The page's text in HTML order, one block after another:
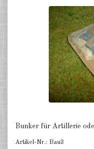
Luftschutzbunker 1:285
Brücken und
Dschungel und Wald
Flugplatz 1:285
Gebäude Industrie
Gebäude Stadt 1:285
Gebäude arabischer Stil
Bunker für Artillerie
Artikel-Nr.: Bau3